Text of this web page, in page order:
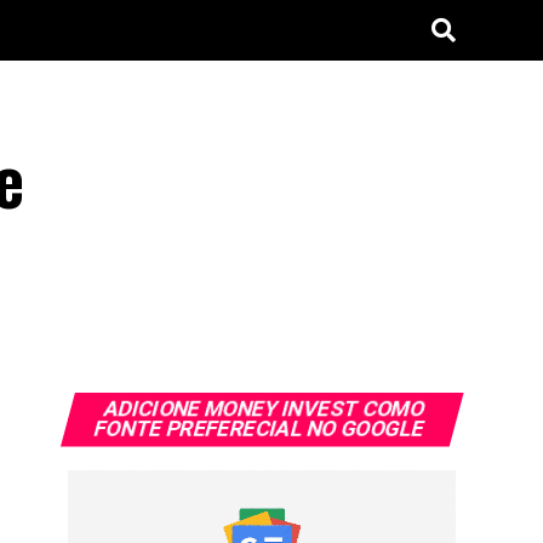
ADICIONE MONEY INVEST COMO
FONTE PREFERECIAL NO GOOGLE